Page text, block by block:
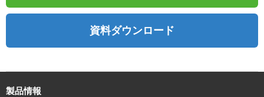
資料ダウンロード
製品情報